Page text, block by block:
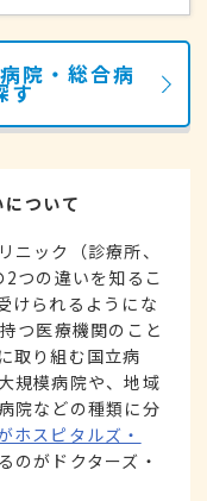
院・総合病
す
について
ニック（診療所、
つの違いを知るこ
けられるようにな
つ医療機関のこと
取り組む国立病
規模病院や、地域
院などの種類に分
ホスピタルズ・
のがドクターズ・